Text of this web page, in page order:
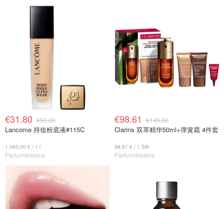
€31.80 €55.00
Lancome 持妆粉底液#115C
1.060,00 € / 1 l
Parfumdreams
€98.61 €149.00
Clarins 双萃精华50ml+弹簧霜 4件套
98,61 € / 1 Stk
Parfumdreams